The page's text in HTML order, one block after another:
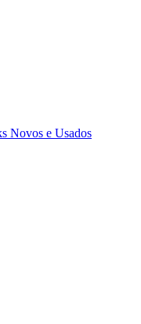
Novos e Usados